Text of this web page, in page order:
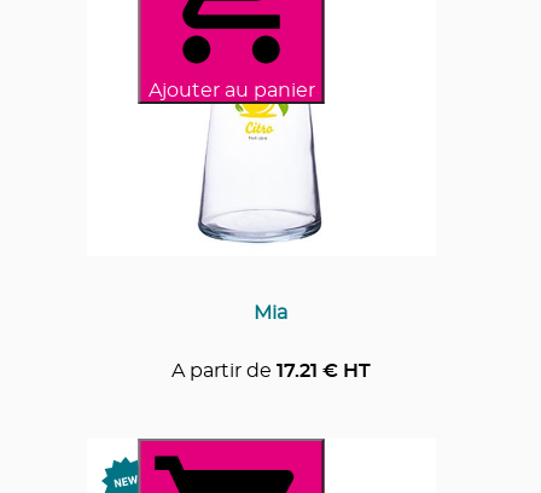
Ajouter au panier
Mia
A partir de 17.21 € HT